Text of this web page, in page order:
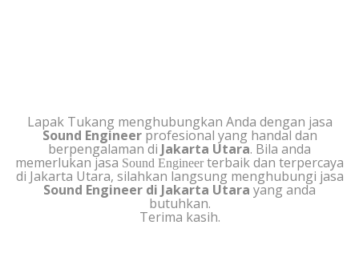
Lapak Tukang menghubungkan Anda dengan jasa
Sound Engineerprofesional yang handal dan
berpengalaman di Jakarta Utara. Bila anda
memerlukan jasa Sound Engineer terbaik dan terpercaya
di Jakarta Utara, silahkan langsung menghubungi jasa
Sound Engineer di Jakarta Utara yang anda
butuhkan.
Terima kasih.